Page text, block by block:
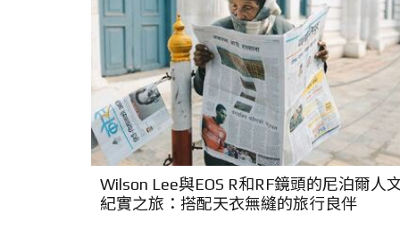
Wilson Lee與EOS R和RF鏡頭的尼泊爾人
紀實之旅：搭配天衣無縫的旅行良伴